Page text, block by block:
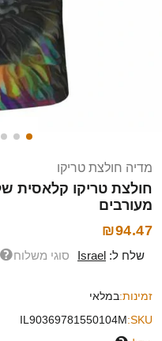
מדיה חולצת טריקו
חולצת טריקו קלאסית
מעורבים
₪94.47
שלח ל: Israel סוגי משלוח
זמינות:במלאי
SKU:
IL90369781550104M